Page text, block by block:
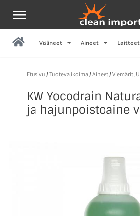
Välineet Aineet Laitteet
Etusivu /Tuotevalikoima/Aineet/Viemärit,
KW Yocodrain
ja hajunpoistoaine